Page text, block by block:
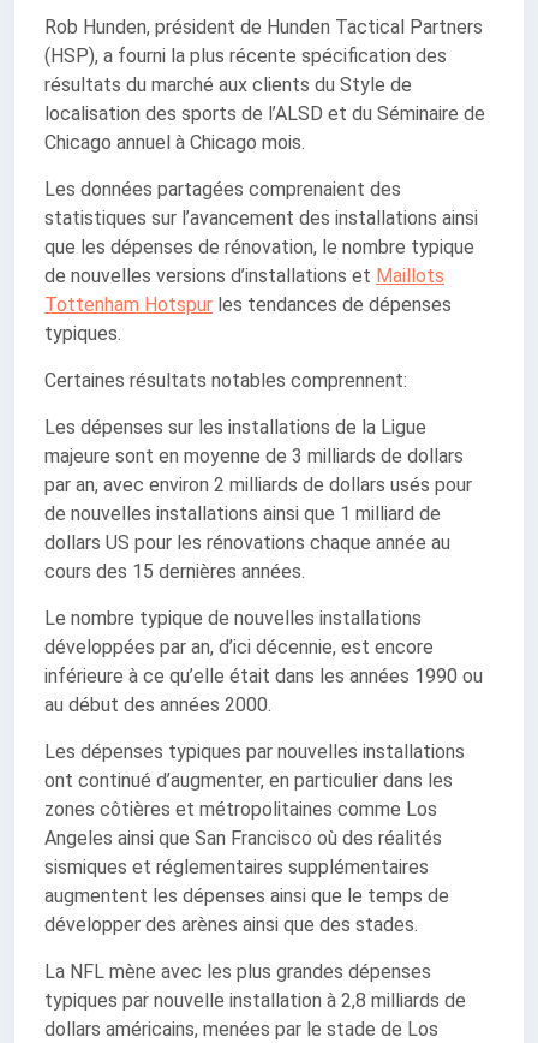
Rob Hunden, président de Hunden Tactical Partners
(HSP), a fourni la plus récente spécification des
résultats du marché aux clients du Style de
localisation des sports de l’ALSD et du Séminaire de
Chicago annuel à Chicago mois.
Les données partagées comprenaient des
statistiques sur l’avancement des installations ainsi
que les dépenses de rénovation, le nombre typique
de nouvelles versions d’installations et Maillots
Tottenham Hotspur les tendances de dépenses
typiques.
Certaines résultats notables comprennent:
Les dépenses sur les installations de la Ligue
majeure sont en moyenne de 3 milliards de dollars
par an, avec environ 2 milliards de dollars usés pour
de nouvelles installations ainsi que 1 milliard de
dollars US pour les rénovations chaque année au
cours des 15 dernières années.
Le nombre typique de nouvelles installations
développées par an, d’ici décennie, est encore
inférieure à ce qu’elle était dans les années 1990 ou
au début des années 2000.
Les dépenses typiques par nouvelles installations
ont continué d’augmenter, en particulier dans les
zones côtières et métropolitaines comme Los
Angeles ainsi que San Francisco où des réalités
sismiques et réglementaires supplémentaires
augmentent les dépenses ainsi que le temps de
développer des arènes ainsi que des stades.
La NFL mène avec les plus grandes dépenses
typiques par nouvelle installation à 2,8 milliards de
dollars américains, menées par le stade de Los